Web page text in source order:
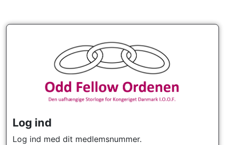
Log ind
Log ind med dit medlemsnummer.